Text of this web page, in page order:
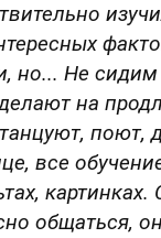
но... Не
на
поют,
все
картинках.
общаться,